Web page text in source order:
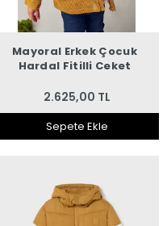
Mayoral Erkek Çocuk
Hardal Fitilli Ceket
2.625,00 TL
Sepete Ekle